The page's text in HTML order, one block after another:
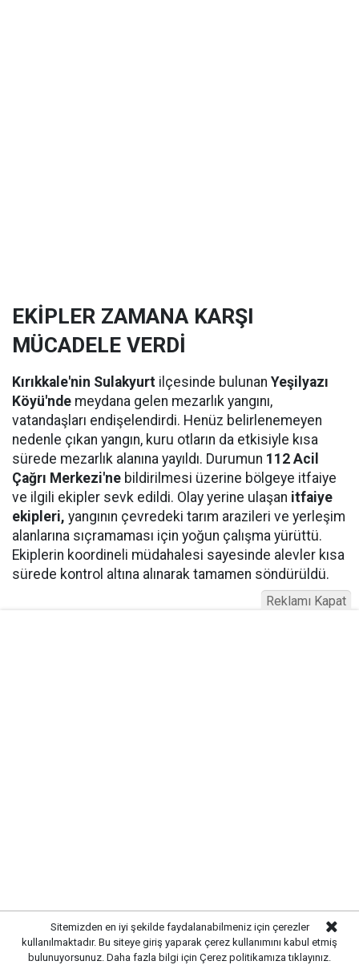
EKİPLER ZAMANA KARŞI
MÜCADELE VERDİ
Kırıkkale'nin Sulakyurt ilçesinde bulunan Yeşilyazı
Köyü'nde meydana gelen mezarlık yangını,
vatandaşları endişelendirdi. Henüz belirlenemeyen
nedenle çıkan yangın, kuru otların da etkisiyle kısa
sürede mezarlık alanına yayıldı. Durumun 112 Acil
Çağrı Merkezi'ne bildirilmesi üzerine bölgeye itfaiye
ve ilgili ekipler sevk edildi. Olay yerine ulaşan itfaiye
ekipleri, yangının çevredeki tarım arazileri ve yerleşim
alanlarına sıçramaması için yoğun çalışma yürüttü.
Ekiplerin koordineli müdahalesi sayesinde alevler kısa
sürede kontrol altına alınarak tamamen söndürüldü.
Sitemizden en iyi şekilde faydalanabilmeniz için çerezler
kullanılmaktadır. Bu siteye giriş yaparak çerez kullanımını kabul etmiş
bulunuyorsunuz. Daha fazla bilgi için Çerez politikamıza tıklayınız.
Reklamı Kapat